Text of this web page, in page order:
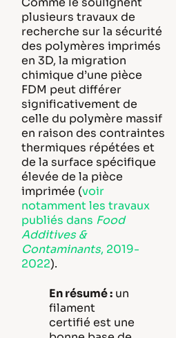
plusieurs travaux de
recherche sur la sécurité
des polymères imprimés
en 3D, la migration
chimique d’une pièce
FDM peut différer
significativement de
celle du polymère massif
en raison des contraintes
thermiques répétées et
de la surface spécifique
élevée de la pièce
imprimée (voir
notamment les travaux
publiés dans Food
Additives &
Contaminants, 2019-
2022).
En résumé : un
filament
certifié est une